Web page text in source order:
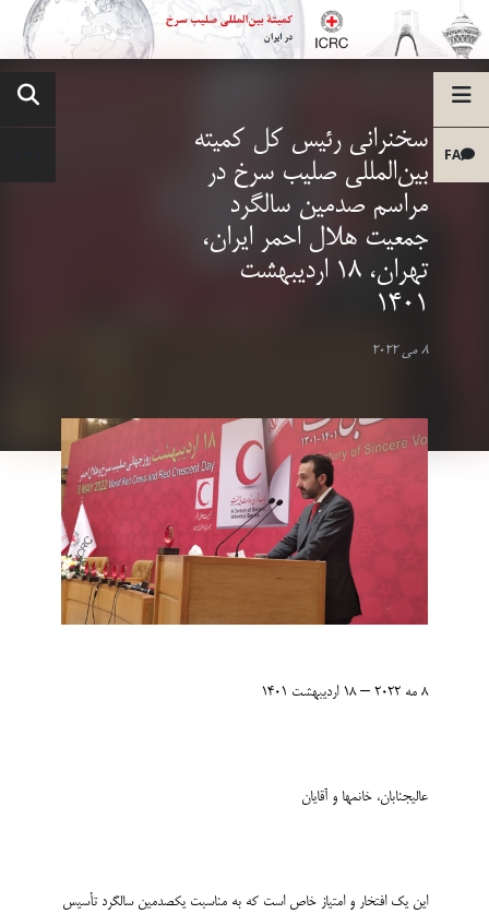
FA
سخنرانی رئیس کل کمیته
بین‌المللی صلیب سرخ در
مراسم صدمین سالگرد
جمعیت هلال احمر ایران،
تهران، 18 اردیبهشت
1401
8 می 2022
8 مه 2022 – 18 اردیبهشت 1401
عالی­جنابان، خانم­ها و آقایان
این یک افتخار و امتیاز خاص است که به مناسبت یکصدمین سالگرد تأسیس